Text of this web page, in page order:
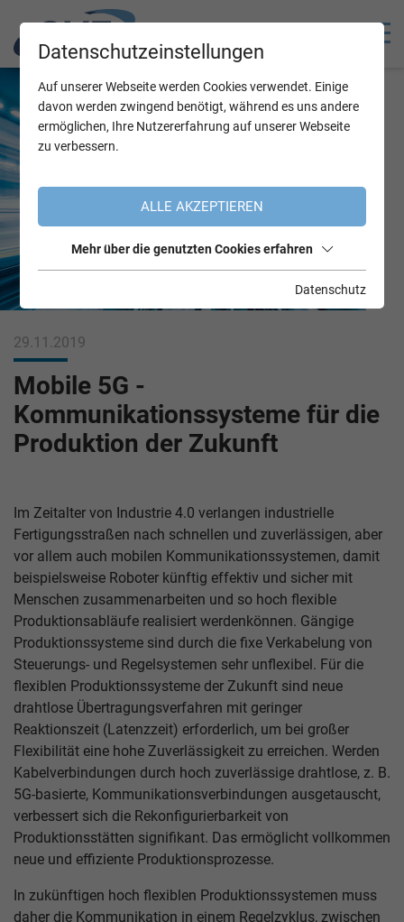
29.11.2019
Mobile 5G -
Kommunikationssysteme für die
Produktion der Zukunft
Im Zeitalter von Industrie 4.0 verlangen industrielle
Fertigungsstraßen nach schnellen und zuverlässigen, aber
vor allem auch mobilen Kommunikationssystemen, damit
beispielsweise Roboter künftig effektiv und sicher mit
Menschen zusammenarbeiten und so hoch flexible
Produktionsabläufe realisiert werdenkönnen. Gängige
Produktionssysteme sind durch die fixe Verkabelung von
Steuerungs- und Regelsystemen sehr unflexibel. Für die
flexiblen Produktionssysteme der Zukunft sind neue
drahtlose Übertragungsverfahren mit geringer
Reaktionszeit (Latenzzeit) erforderlich, um bei großer
Flexibilität eine hohe Zuverlässigkeit zu erreichen. Werden
Kabelverbindungen durch hoch zuverlässige drahtlose, z. B.
5G-basierte, Kommunikationsverbindungen ausgetauscht,
verbessert sich die Rekonfigurierbarkeit von
Produktionsstätten signifikant. Das ermöglicht vollkommen
neue und effiziente Produktionsprozesse.
In zukünftigen hoch flexiblen Produktionssystemen muss
daher die Kommunikation in einem Regelzyklus, zwischen
Datenschutzeinstellungen
Auf unserer Webseite werden Cookies verwendet. Einige
davon werden zwingend benötigt, während es uns andere
ermöglichen, Ihre Nutzererfahrung auf unserer Webseite
zu verbessern.
ALLE AKZEPTIEREN
Mehr über die genutzten Cookies erfahren
Datenschutz